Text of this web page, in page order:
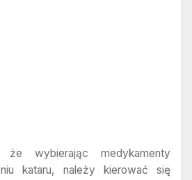
że wybierając medykamenty
kataru, należy kierować się